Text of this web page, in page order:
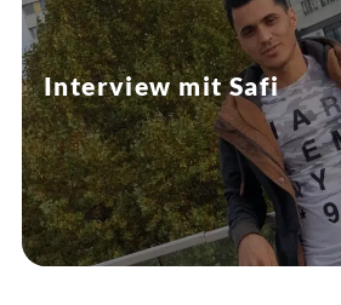
Interview mit Safi